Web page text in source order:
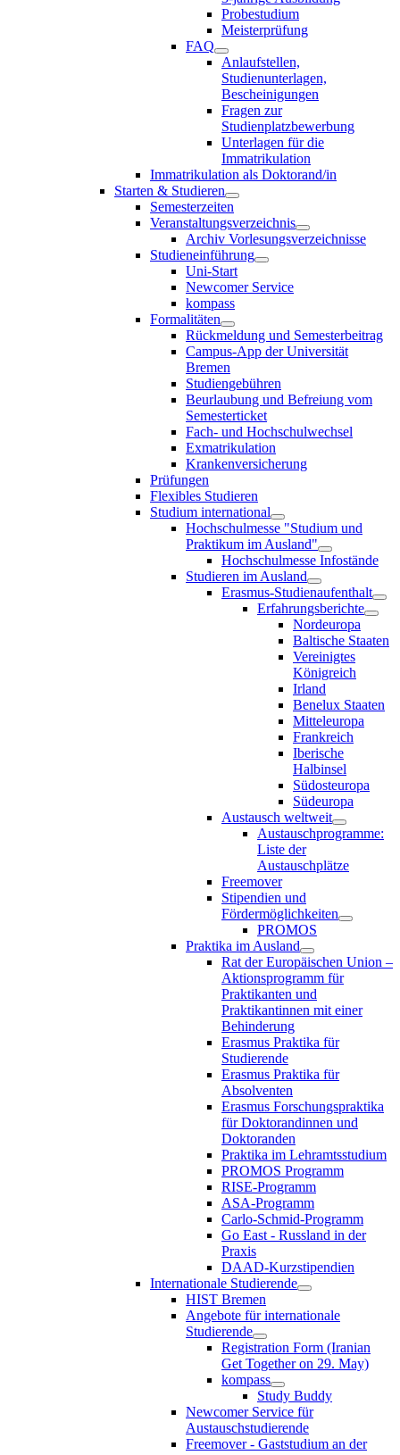
Probestudium
Meisterprüfung
FAQ
Anlaufstellen,
Studienunterlagen,
Bescheinigungen
Fragen zur
Studienplatzbewerbung
Unterlagen für die
Immatrikulation
Immatrikulation als Doktorand/in
Starten & Studieren
Semesterzeiten
Veranstaltungsverzeichnis
Archiv Vorlesungsverzeichnisse
Studieneinführung
Uni-Start
Newcomer Service
kompass
Formalitäten
Rückmeldung und Semesterbeitrag
Campus-App der Universität
Bremen
Studiengebühren
Beurlaubung und Befreiung vom
Semesterticket
Fach- und Hochschulwechsel
Exmatrikulation
Krankenversicherung
Prüfungen
Flexibles Studieren
Studium international
Hochschulmesse "Studium und
Praktikum im Ausland"
Hochschulmesse Infostände
Studieren im Ausland
Erasmus-Studienaufenthalt
Erfahrungsberichte
Nordeuropa
Baltische Staaten
Vereinigtes
Königreich
Irland
Benelux Staaten
Mitteleuropa
Frankreich
Iberische
Halbinsel
Südosteuropa
Südeuropa
Austausch weltweit
Austauschprogramme:
Liste der
Austauschplätze
Freemover
Stipendien und
Fördermöglichkeiten
PROMOS
Praktika im Ausland
Rat der Europäischen Union –
Aktionsprogramm für
Praktikanten und
Praktikantinnen mit einer
Behinderung
Erasmus Praktika für
Studierende
Erasmus Praktika für
Absolventen
Erasmus Forschungspraktika
für Doktorandinnen und
Doktoranden
Praktika im Lehramtsstudium
PROMOS Programm
RISE-Programm
ASA-Programm
Carlo-Schmid-Programm
Go East - Russland in der
Praxis
DAAD-Kurzstipendien
Internationale Studierende
HIST Bremen
Angebote für internationale
Studierende
Registration Form (Iranian
Get Together on 29. May)
kompass
Study Buddy
Newcomer Service für
Austauschstudierende
Freemover - Gaststudium an der